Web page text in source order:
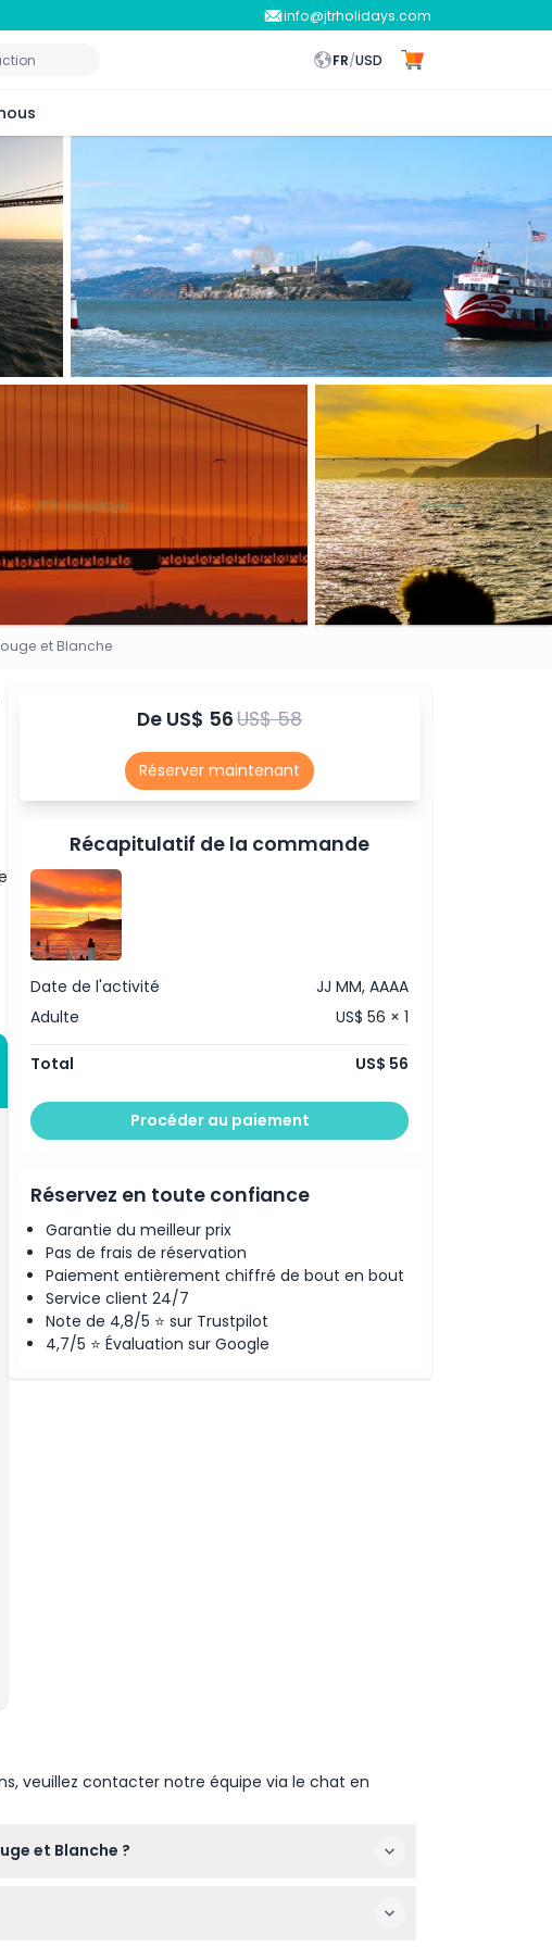
info@jtrholidays.com
FR/USD
et Blanche
De US$ 56US$ 58
Réserver maintenant
Récapitulatif de la commande
Date de l'activité
JJ MM, AAAA
Adulte
US$ 56 × 1
Total US$ 56
Procéder au paiement
Réservez en toute confiance
Garantie du meilleur prix
Pas de frais de réservation
Paiement entièrement chiffré de bout en bout
Service client 24/7
Note de 4,8/5 ⭐ sur Trustpilot
4,7/5 ⭐ Évaluation sur Google
veuillez contacter notre équipe via le chat en
et Blanche ?